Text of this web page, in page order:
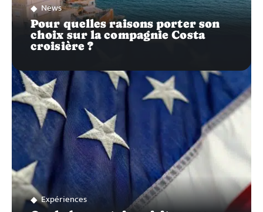
News
Pour quelles raisons porter son
choix sur la compagnie Costa
croisière ?
Expériences